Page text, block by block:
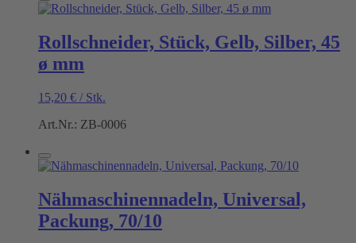
Rollschneider, Stück, Gelb, Silber, 45
ø mm
15,20 € / Stk.
Art.Nr.: ZB-0006
Nähmaschinennadeln, Universal,
Packung, 70/10